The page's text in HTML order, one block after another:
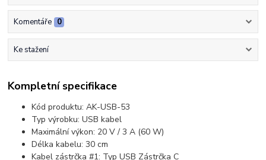
Komentáře 0
Ke stažení
Kompletní specifikace
Kód produktu: AK-USB-53
Typ výrobku: USB kabel
Maximální výkon: 20 V / 3 A (60 W)
Délka kabelu: 30 cm
Kabel zástrčka #1: Typ USB Zástrčka C